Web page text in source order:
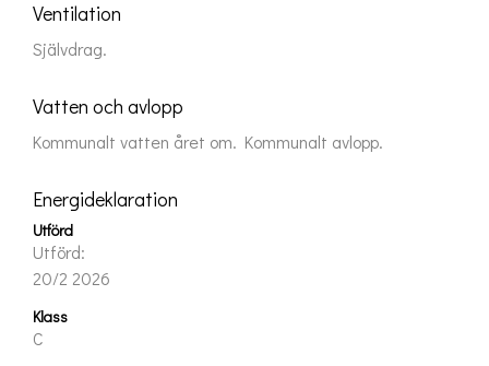
Ventilation
Självdrag.
Vatten och avlopp
Kommunalt vatten året om. Kommunalt avlopp.
Energideklaration
Utförd
Utförd
20/2 2026
Klass
C